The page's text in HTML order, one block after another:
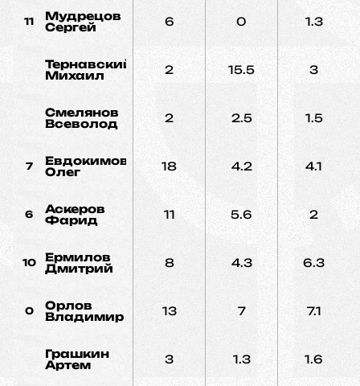
11
Мудрецов
Сергей
6 0 1.3
Тернавский
Михаил
2 15.5 3
Смелянов
Всеволод
2 2.5 1.5
7
Евдокимов
Олег
18 4.2 4.1
6
Аскеров
Фарид
11 5.6 2
10
Ермилов
Дмитрий
8 4.3 6.3
0
Орлов
Владимир
13 7 7.1
Грашкин
Артем
3 1.3 1.6